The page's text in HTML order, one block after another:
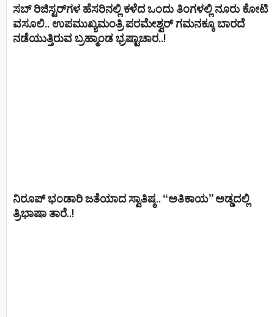
ಸಬ್ ರಿಜಿಸ್ಟರ್​ಗಳ ಹೆಸರಿನಲ್ಲಿ ಕಳೆದ ಒಂದು ತಿಂಗಳಲ್ಲಿ ನೂರು ಕೋಟಿ
ವಸೂಲಿ.. ಉಪಮುಖ್ಯಮಂತ್ರಿ ಪರಮೇಶ್ವರ್​ ಗಮನಕ್ಕೂ ಬಾರದೆ
ನಡೆಯುತ್ತಿರುವ ಬ್ರಹ್ಮಾಂಡ ಭ್ರಷ್ಟಾಚಾರ..!
ನಿರೂಪ್ ಭಂಡಾರಿ ಜತೆಯಾದ ಸ್ವಾತಿಷ್ಠ.. “ಅತಿಕಾಯ” ಅಡ್ಡದಲ್ಲಿ
ತ್ರಿಭಾಷಾ ತಾರೆ..!